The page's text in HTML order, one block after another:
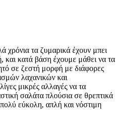
χρόνια τα ζυμαρικά έχουν μπει
κατά βάση έχουμε μάθει να τα
σε ζεστή μορφή με διάφορες
λαχανικών και
μικρές αλλαγές να τα
σαλάτα πλούσια σε θρεπτικά
εύκολη, απλή και νόστιμη